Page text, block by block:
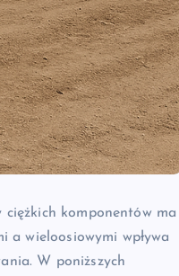
komponentów ma
a wieloosiowymi wpływa
W poniższych